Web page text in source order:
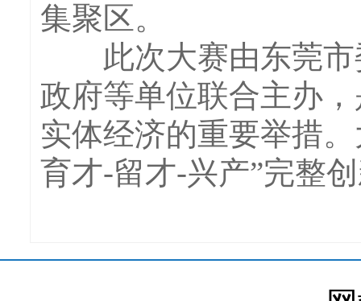
集聚区。
此次大赛由东莞市
政府等单位联合主办
实体经济的重要举措。
育才-留才-兴产”完整